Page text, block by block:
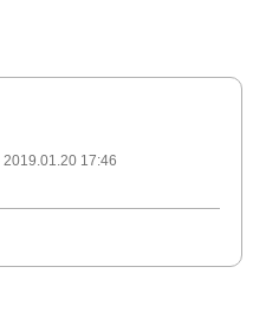
2019.01.20 17:46